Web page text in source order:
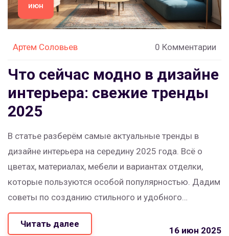
июн
Артем Соловьев 0 Комментарии
Что сейчас модно в дизайне
интерьера: свежие тренды
2025
В статье разберём самые актуальные тренды в
дизайне интерьера на середину 2025 года. Всё о
цветах, материалах, мебели и вариантах отделки,
которые пользуются особой популярностью. Дадим
советы по созданию стильного и удобного
пространства. Расскажем о практических фишках и
неожиданных решениях. Материал подойдёт тем, кто
Читать далее
16 июн 2025